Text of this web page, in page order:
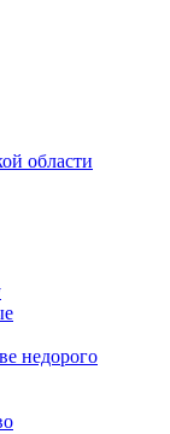
области
недорого